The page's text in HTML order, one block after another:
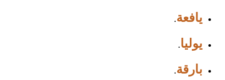
يافعة.
يوليا.
بارقة.